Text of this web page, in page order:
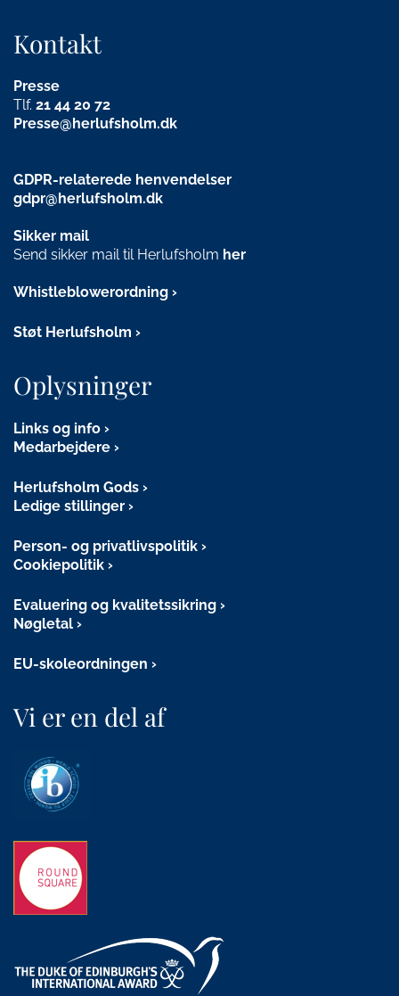
Kontakt
Presse
Tlf. 21 44 20 72
Presse@herlufsholm.dk
GDPR-relaterede henvendelser
gdpr@herlufsholm.dk
Sikker mail
Send sikker mail til Herlufsholm her
Whistleblowerordning
Støt Herlufsholm
Oplysninger
Links og info
Medarbejdere
Herlufsholm Gods
Ledige stillinger
Person- og privatlivspolitik
Cookiepolitik
Evaluering og kvalitetssikring
Nøgletal
EU-skoleordningen
Vi er en del af